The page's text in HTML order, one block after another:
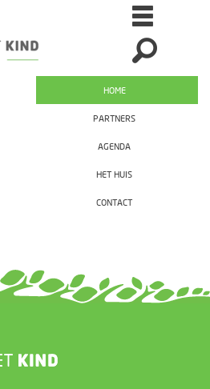
HOME
PARTNERS
AGENDA
HET HUIS
CONTACT